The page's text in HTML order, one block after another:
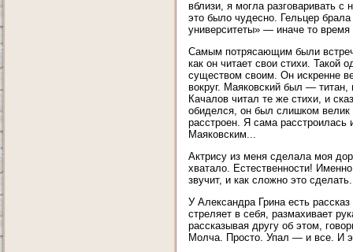
вблизи, я могла разговаривать
это было чудесно. Гельцер
университеты» — иначе то время
Самым потрясающим были
как он читает свои стихи.
существом своим. Он искренне
вокруг. Маяковский был — титан,
Качалов читал те же стихи, и
обиделся, он был слишком
расстроен. Я сама расстроилась
Маяковским...
Актрису из меня сделала моя
хватало. Естественности!
звучит, и как сложно это
У Александра Грина есть
стреляет в себя, размахивает
рассказывая другу об этом,
Молча. Просто. Упал — и все. И